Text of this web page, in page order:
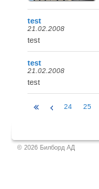
test
21.02.2008
test
test
21.02.2008
test
24 25
© 2026 Билборд АД